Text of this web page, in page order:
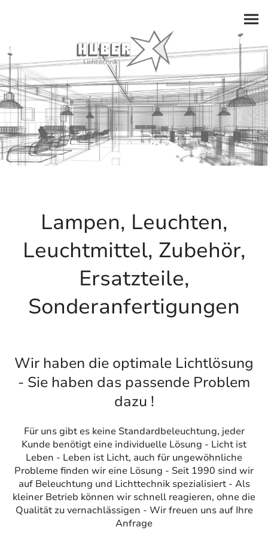
Lampen, Leuchten,
Leuchtmittel, Zubehör,
Ersatzteile,
Sonderanfertigungen
Wir haben die optimale Lichtlösung
- Sie haben das passende Problem
dazu !
Für uns gibt es keine Standardbeleuchtung, jeder
Kunde benötigt eine individuelle Lösung - Licht ist
Leben - Leben ist Licht, auch für ungewöhnliche
Probleme finden wir eine Lösung - Seit 1990 sind wir
auf Beleuchtung und Lichttechnik spezialisiert - Als
kleiner Betrieb können wir schnell reagieren, ohne die
Qualität zu vernachlässigen - Wir freuen uns auf Ihre
Anfrage